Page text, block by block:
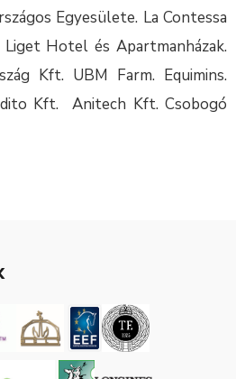
Egyesülete. La Contessa
Liget Hotel és Apartmanházak.
Kft. UBM Farm. Equimins.
Kft. Anitech Kft. Csobogó